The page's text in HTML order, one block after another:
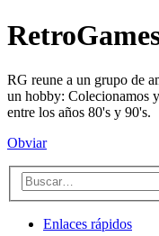
RG reune a un grupo de
un hobby: Colecionamos
entre los años 80's y 90's.
Obviar
Enlaces rápidos